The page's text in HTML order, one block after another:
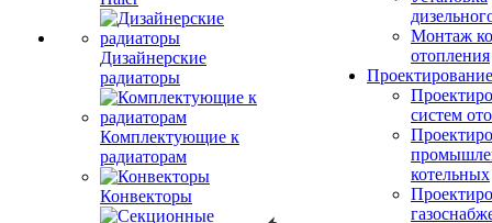
Дизайнерские
радиаторы
Комплектующие к
радиаторам
Конвекторы
Монтаж
отопления
Проектирование
систем
котельных